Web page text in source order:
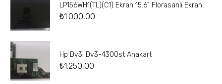
LP156WH1(TL)(C1) Ekran 15.6” Florasanlı Ekran
₺1.000,00
Hp Dv3, Dv3-4300st Anakart
₺1.250,00